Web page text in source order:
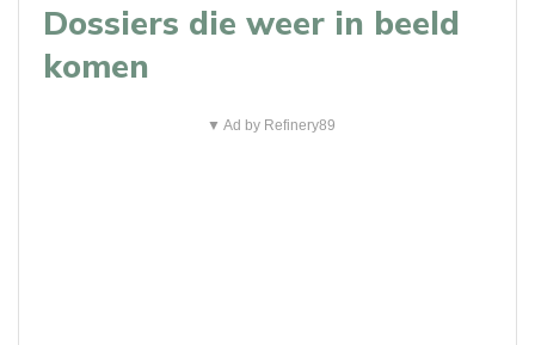
Dossiers die weer in beeld
komen
▼ Ad by Refinery89